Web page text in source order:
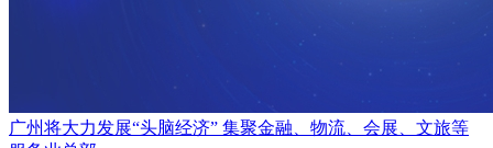
广州将大力发展“头脑经济” 集聚金融、物流、会展、文旅等